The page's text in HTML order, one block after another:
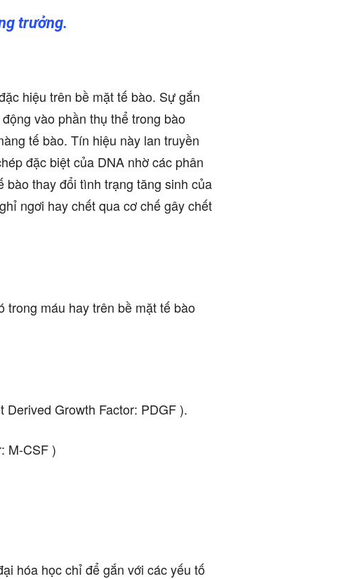
trưởng.
hiệu trên bề mặt tế bào. Sự gắn
vào phần thụ thể trong bào
tế bào. Tín hiệu này lan truyền
đặc biệt của DNA nhờ các phân
thay đổi tình trạng tăng sinh của
ngơi hay chết qua cơ chế gây chết
trong máu hay trên bề mặt tế bào
Growth Factor: PDGF ).
M-CSF )
hóa học chỉ để gắn với các yếu tố